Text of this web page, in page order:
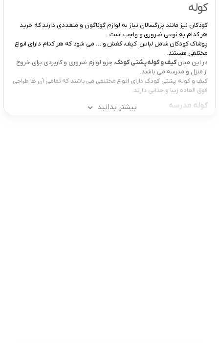
کوله
کودکان نیز مانند بزرگسالان نیاز به لوازم گوناگون و متعددی دارند که خرید
هر کدام به نوعی ضروری و واجب است.
پوشاک کودکان شامل لباس، کیف، کفش و … می شود که هر کدام دارای انواع
مختلفی هستند.
در این میانکیف و کوله پشتی کودک، جزو لوازم ضروری و کاربردی برای خروج
از منزل و مدرسه می باشند.
کیف و کوله پشتی کودک دارای انواع مختلفی می باشند که تمامی آن ها طراحی
فوق العاده زیبا و جذابی دارند.
کوله مدرسه بیشتر بدانید